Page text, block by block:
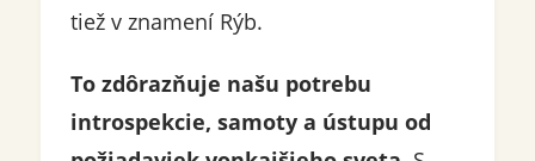
tiež v znamení Rýb.
To zdôrazňuje našu potrebu
introspekcie, samoty a ústupu od